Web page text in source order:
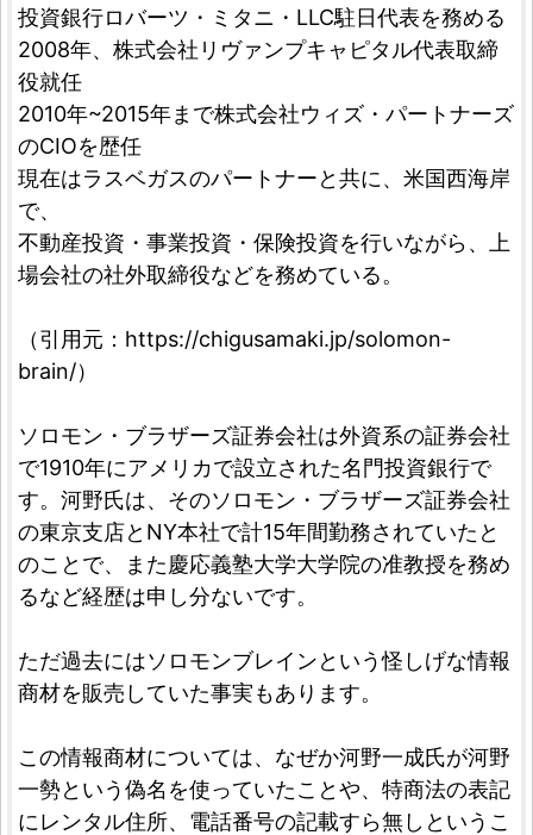
投資銀行ロバーツ・ミタニ・LLC駐日代表を務める
2008年、株式会社リヴァンプキャピタル代表取締
役就任
2010年~2015年まで株式会社ウィズ・パートナーズ
のCIOを歴任
現在はラスベガスのパートナーと共に、米国西海岸
で、
不動産投資・事業投資・保険投資を行いながら、上
場会社の社外取締役などを務めている。
（引用元：https://chigusamaki.jp/solomon-
brain/）
ソロモン・ブラザーズ証券会社は外資系の証券会社
で1910年にアメリカで設立された名門投資銀行で
す。河野氏は、そのソロモン・ブラザーズ証券会社
の東京支店とNY本社で計15年間勤務されていたと
のことで、また慶応義塾大学大学院の准教授を務め
るなど経歴は申し分ないです。
ただ過去にはソロモンブレインという怪しげな情報
商材を販売していた事実もあります。
この情報商材については、なぜか河野一成氏が河野
一勢という偽名を使っていたことや、特商法の表記
にレンタル住所、電話番号の記載すら無しというこ